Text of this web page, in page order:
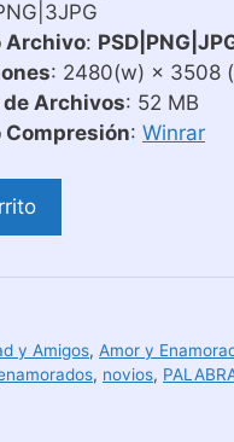
Archivo:
: 2480(w) × 3508
de Archivos: 52 MB
Compresión: Winrar
y Amigos, Amor y
, novios,